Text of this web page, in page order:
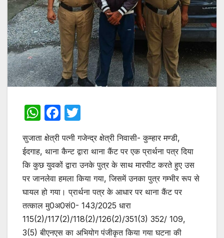
W
h
at
s
A
p
p
F
c
e
b
o
o
k
w
itt
er
सुजाता क्षेत्री पत्नी गजेन्द्र क्षेत्री निवासी- कुम्हार मण्डी,
ईदगाह, थाना कैन्ट द्वारा थाना कैंट पर एक प्रार्थना पत्र दिया
कि कुछ युवकों द्वारा उनके पुत्र के साथ मारपीट करते हुए उस
पर जानलेवा हमला किया गया, जिसमें उनका पुत्र गम्भीर रूप से
घायल हो गया। प्रार्थना पत्र के आधार पर थाना कैंट पर
तत्काल मु0अ0सं0- 143/2025 धारा
115(2)/117(2)/118(2)/126(2)/351(3) 352/ 109,
3(5) बीएनएस का अभियोग पंजीकृत किया गया घटना की